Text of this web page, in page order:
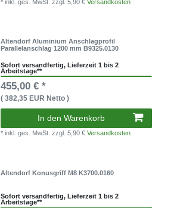
* inkl. ges. MwSt.zzgl. 5,90 €Versandkosten
Altendorf Aluminium Anschlagprofil
Parallelanschlag 1200 mm B9325.0130
Sofort versandfertig, Lieferzeit 1 bis 2
Arbeitstage**
455,00 € *
( 382,35 EUR Netto )
In den Warenkorb
* inkl. ges. MwSt.zzgl. 5,90 €Versandkosten
Altendorf Konusgriff M8 K3700.0160
Sofort versandfertig, Lieferzeit 1 bis 2
Arbeitstage**